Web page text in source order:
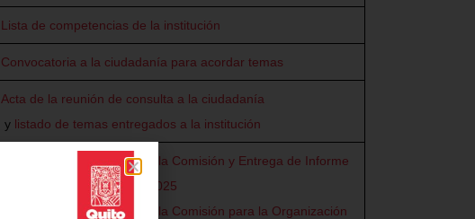
Lista de competencias de la institución
Convocatoria a la ciudadanía para acordar temas
Acta de la reunión de consulta a la ciudadanía
y listado de temas entregados a la institución
Acta de conformación para la Comisión y Entrega de Informe
de Rendición de Cuentas 2025
Acta de conformación para la Comisión para la Organización